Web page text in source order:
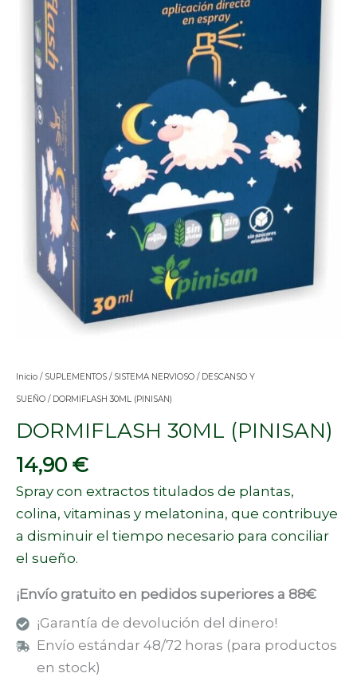
Inicio / SUPLEMENTOS / SISTEMA NERVIOSO / DESCANSO Y
SUEÑO / DORMIFLASH 30ML (PINISAN)
DORMIFLASH 30ML (PINISAN)
14,90 €
Spray con extractos titulados de plantas,
colina, vitaminas y melatonina, que contribuye
a disminuir el tiempo necesario para conciliar
el sueño.
¡Envío gratuito en pedidos superiores a 88€
¡Garantía de devolución del dinero!
Envío estándar 48/72 horas (para productos
en stock)